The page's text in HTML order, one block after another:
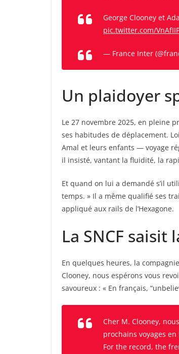
George Clooney et
pic.twitter.com/
— France Inter
Un plaidoyer
Le 27 novembre 2025, en pleine
ses habitudes de déplacement.
Amal et leurs enfants — voyage
il insisté, vantant la fluidité, la
Et quand on lui a demandé s’il
temps. » Il a même qualifié ses
appliqué aux rails de l’Hexagone.
La SNCF saisit
En quelques heures, la
Clooney, nous espérons vous
savoureux : « En français,
Cher M. Clooney,
prochains voyages en
For the record, the